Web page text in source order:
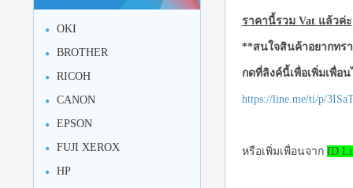
ราคานี้รวม Vat แล้วค่ะ
**สนใจสินค้าอยากทร
กดที่ลิงค์นี้เพื่อเพิ่มเพื่อ
https://line.me/ti/p/
หรือเพิ่มเพื่อนจาก ID
OKI
BROTHER
RICOH
CANON
EPSON
FUJI XEROX
HP